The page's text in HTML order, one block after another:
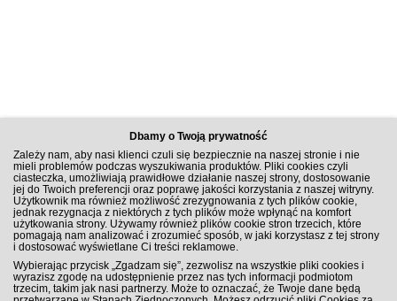
Dbamy o Twoją prywatność
Zależy nam, aby nasi klienci czuli się bezpiecznie na naszej stronie i nie
mieli problemów podczas wyszukiwania produktów. Pliki cookies czyli
ciasteczka, umożliwiają prawidłowe działanie naszej strony, dostosowanie
jej do Twoich preferencji oraz poprawę jakości korzystania z naszej witryny.
Użytkownik ma również możliwość zrezygnowania z tych plików cookie,
jednak rezygnacja z niektórych z tych plików może wpłynąć na komfort
użytkowania strony. Używamy również plików cookie stron trzecich, które
pomagają nam analizować i zrozumieć sposób, w jaki korzystasz z tej strony
i dostosować wyświetlane Ci treści reklamowe.
Wybierając przycisk „Zgadzam się”, zezwolisz na wszystkie pliki cookies i
wyrazisz zgodę na udostępnienie przez nas tych informacji podmiotom
trzecim, takim jak nasi partnerzy. Może to oznaczać, że Twoje dane będą
ZAPISZ SIĘ DO NEWSLETTERA